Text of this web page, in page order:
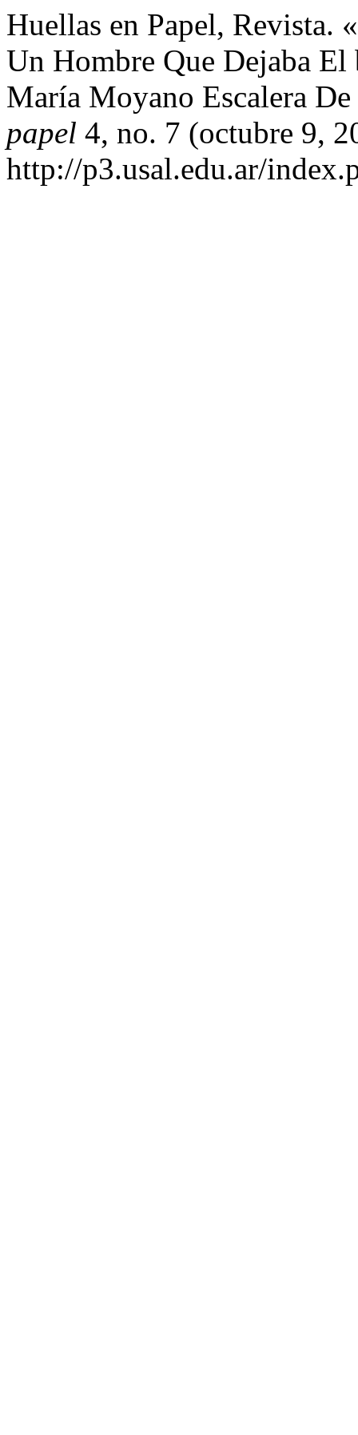
Huellas en Papel, Revista.
Un Hombre Que Dejaba
María Moyano Escalera
papel 4, no. 7 (octubre 9,
http://p3.usal.edu.ar/